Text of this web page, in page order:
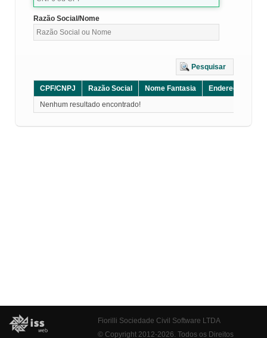
Razão Social/Nome
Pesquisar
CPF/CNPJ Razão Social Nome Fantasia Endereço
Nenhum resultado encontrado!
Fiorilli Sociedade Civil Software LTDA
© Copyright 2012-2026. Todos os Direitos